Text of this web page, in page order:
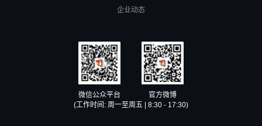
企业动态
微信公众平台
官方微博
(工作时间: 周一至周五 | 8:30 - 17:30)